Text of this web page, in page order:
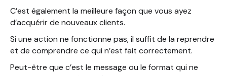
C’est également la meilleure façon que vous ayez
d’acquérir de nouveaux clients.
Si une action ne fonctionne pas, il suffit de la reprendre
et de comprendre ce qui n’est fait correctement.
Peut-être que c’est le message ou le format qui ne